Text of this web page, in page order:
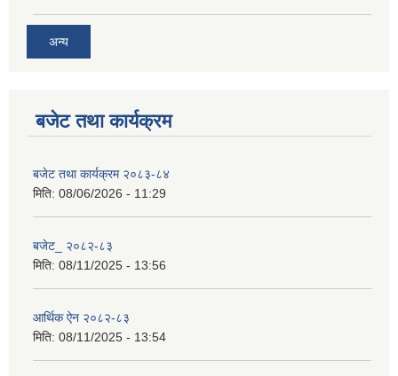
अन्य
बजेट तथा कार्यक्रम
बजेट तथा कार्यक्रम २०८३-८४
मिति: 08/06/2026 - 11:29
बजेट_ २०८२-८३
मिति: 08/11/2025 - 13:56
आर्थिक ऐन २०८२-८३
मिति: 08/11/2025 - 13:54